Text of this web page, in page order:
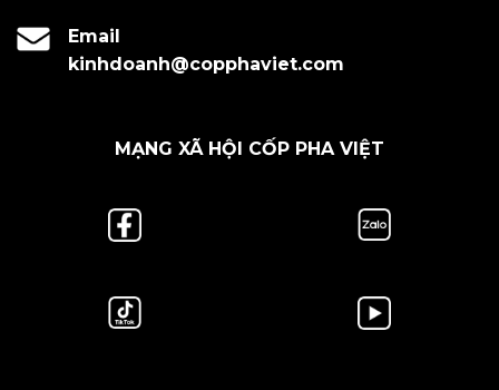
Email
kinhdoanh@copphaviet.com
MẠNG XÃ HỘI CỐP PHA VIỆT